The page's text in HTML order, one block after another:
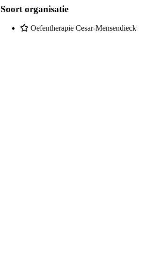
Soort organisatie
Oefentherapie Cesar-Mensendieck